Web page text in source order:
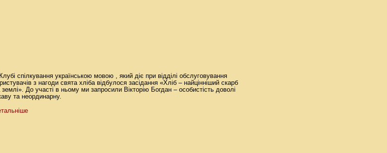
спілкування українською мовою , який діє при відділі обслуговування
з нагоди свята хліба відбулося засідання «Хліб – найцінніший скарб
землі». До участі в ньому ми запросили Вікторію Богдан – особистість доволі
та неординарну.